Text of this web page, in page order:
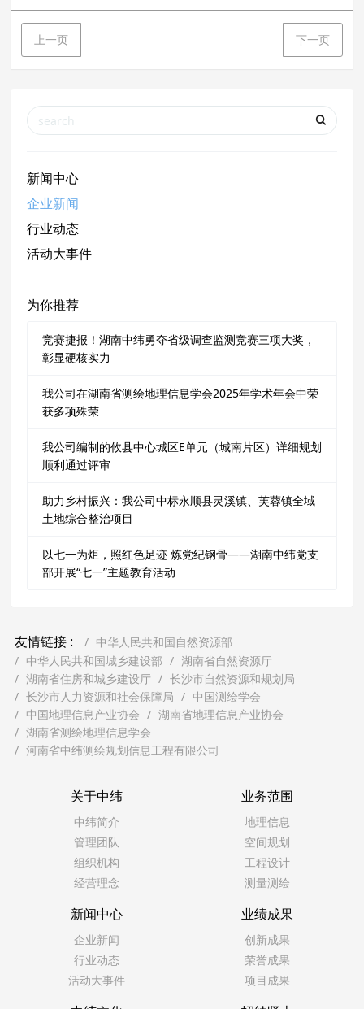
上一页 下一页
新闻中心
企业新闻
行业动态
活动大事件
为你推荐
竞赛捷报！湖南中纬勇夺省级调查监测竞赛三项大奖，
彰显硬核实力
我公司在湖南省测绘地理信息学会2025年学术年会中荣
获多项殊荣
我公司编制的攸县中心城区E单元（城南片区）详细规划
顺利通过评审
助力乡村振兴：我公司中标永顺县灵溪镇、芙蓉镇全域
土地综合整治项目
以七一为炬，照红色足迹 炼党纪钢骨——湖南中纬党支
部开展“七一”主题教育活动
友情链接 :
中华人民共和国自然资源部
中华人民共和国城乡建设部
湖南省自然资源厅
湖南省住房和城乡建设厅
长沙市自然资源和规划局
长沙市人力资源和社会保障局
中国测绘学会
中国地理信息产业协会
湖南省地理信息产业协会
湖南省测绘地理信息学会
河南省中纬测绘规划信息工程有限公司
关于中纬
中纬简介
管理团队
组织机构
经营理念
业务范围
地理信息
空间规划
工程设计
测量测绘
新闻中心
企业新闻
行业动态
活动大事件
业绩成果
创新成果
荣誉成果
项目成果